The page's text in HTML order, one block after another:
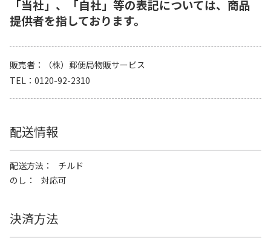
「当社」、「自社」等の表記については、商品
提供者を指しております。
販売者
（株）郵便局物販サービス
TEL
0120-92-2310
配送情報
配送方法
チルド
のし
対応可
決済方法